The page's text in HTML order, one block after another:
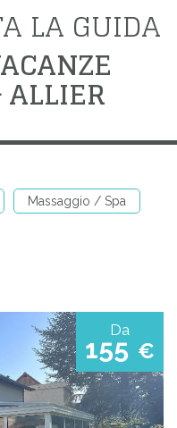
LA GUIDA
Massaggio / Spa
Da
155 €